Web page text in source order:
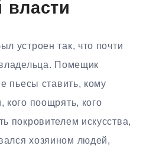
устроен так, что почти
Помещик
пьесы ставить, кому
кого поощрять, кого
покровителем искусства,
хозяином людей,